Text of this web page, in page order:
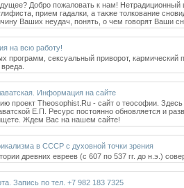
Добро пожаловать к нам!
прием гадалки, а также толкование
Ваших неудач, понять, о чем говорят Ваши
на всю работу!
программ, сексуальный приворот,
Информация на сайте
проект Theosophist.Ru - сайт о теософии.
Е.П. Ресурс постоянно обновляется и
Ждем Вас на нашем сайте!
в СССР с духовной точки зрения
древних евреев (с 607 по 537 гг. до н.э.)
Запись по тел. +7 982 183 7325